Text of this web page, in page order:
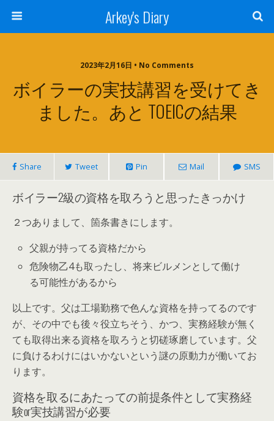
Arkey's Diary
2023年2月16日 • No Comments
ボイラーの実技講習を受けてき
ました。あと TOEICの結果
Share Tweet Pin Mail SMS
ボイラー2級の資格を取ろうと思ったきっかけ
２つありまして、箇条書きにします。
父親が持ってる資格だから
危険物乙4も取ったし、将来ビルメンとして働け
る可能性があるから
以上です。父は工場勤務で色んな資格を持ってるのです
が、その中でも後々役立ちそう、かつ、実務経験が無く
ても取得出来る資格を取ろうと切磋琢磨しています。父
に負けるわけにはいかないという謎の原動力が働いてお
ります。
資格を取るにあたっての前提条件として実務経
験or実技講習が必要